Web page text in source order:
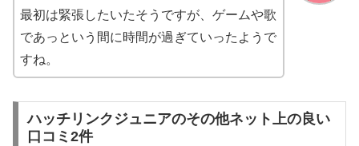
最初は緊張したいたそうですが、ゲームや歌
であっという間に時間が過ぎていったようで
すね。
ハッチリンクジュニアのその他ネット上の良い
口コミ2件